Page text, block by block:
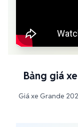
Bảng giá
Giá xe Grande